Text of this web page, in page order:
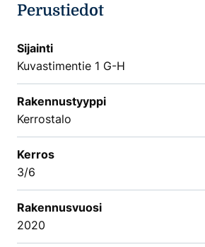
Perustiedot
Sijainti
Kuvastimentie 1 G-H
Rakennustyyppi
Kerrostalo
Kerros
3/6
Rakennusvuosi
2020